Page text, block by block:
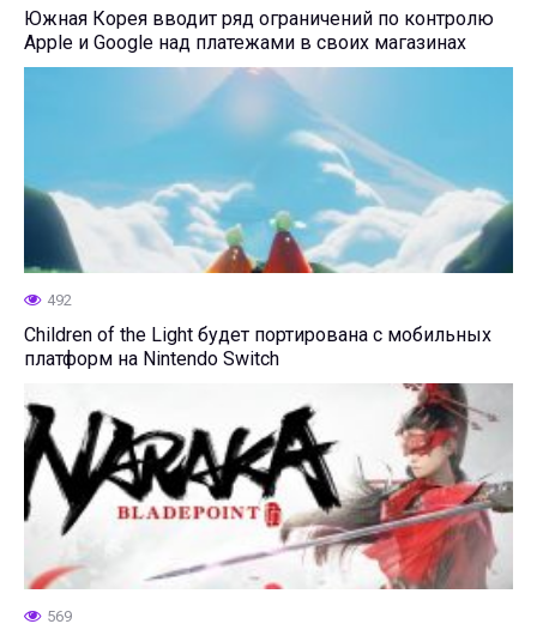
Южная Корея вводит ряд ограничений по контролю
Apple и Google над платежами в своих магазинах
492
Children of the Light будет портирована с мобильных
платформ на Nintendo Switch
569